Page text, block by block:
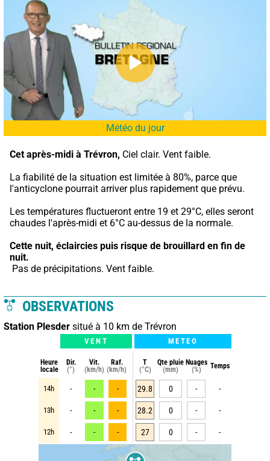
Météo du jour
Cet après-midi à Trévron, Ciel clair. Vent faible.
La fiabilité de la situation est limitée à 80%, parce que
l'anticyclone pourrait arriver plus rapidement que prévu.
Les températures fluctueront entre 19 et 29°C, elles seront
chaudes l'après-midi et 6°C au-dessus de la normale.
Cette nuit, éclaircies puis risque de brouillard en fin de
nuit.
Pas de précipitations. Vent faible.
OBSERVATIONS
Station Plesder situé à 10 km de Trévron
VENT METEO
Heure
locale
Dir.
(°)
Vit.
(km/h)
Raf.
(km/h)
T
(°C)
Qte pluie
(mm)
Nuages
(%)
Temps
14h - - - 29.8 0 - -
13h - - - 28.2 0 - -
12h - - - 27 0 - -